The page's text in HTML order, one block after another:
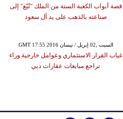
قصة أبواب الكعبة الستة من الملك "تُبّع" إلى
صناعته بالذهب على يد آل سعود
GMT 17:55 2016 السبت ,02 إبريل / نيسان
غياب القرار الاستثماري وعوامل خارجية وراء
تراجع مبايعات عقارات دبي